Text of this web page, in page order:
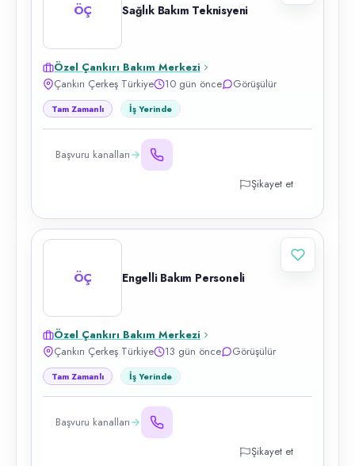
ÖÇ Sağlık Bakım Teknisyeni
Özel Çankırı Bakım Merkezi
Çankırı Çerkeş Türkiye
10 gün önce Görüşülür
Tam Zamanlı İş Yerinde
Başvuru kanalları
Şikayet et
ÖÇ Engelli Bakım Personeli
Özel Çankırı Bakım Merkezi
Çankırı Çerkeş Türkiye
13 gün önce Görüşülür
Tam Zamanlı İş Yerinde
Başvuru kanalları
Şikayet et